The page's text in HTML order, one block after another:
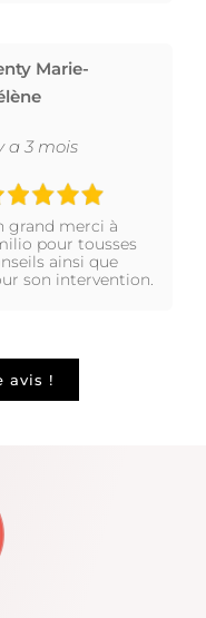
Marie-
a 3 mois
grand merci à
pour tousses
ainsi que
son intervention.
avis !